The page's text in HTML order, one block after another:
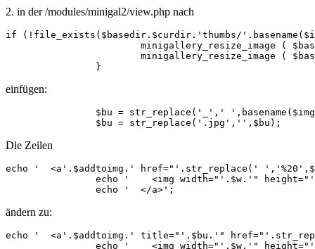
2. in der /modules/minigal2/view.php nach
if (!file_exists($basedir.$curdir.'thumbs/
		}
einfügen:
		$bu = str_replace('.jpg','',$bu);
Die Zeilen
echo '  <a'.$addtoimg.' href="'.str_replace('
		echo '  </a>';
ändern zu:
echo '  <a'.$addtoimg.' title="'.$bu.'"